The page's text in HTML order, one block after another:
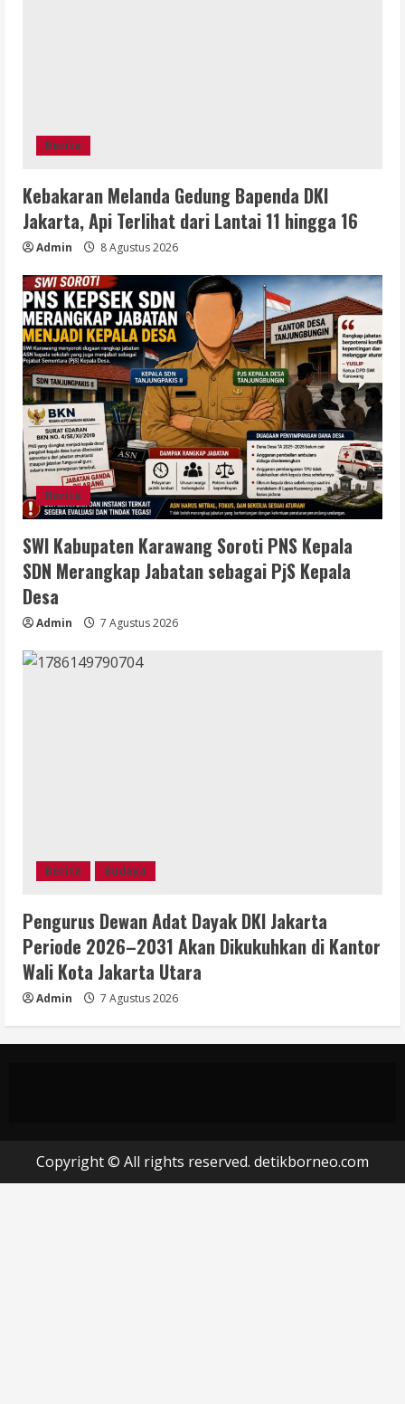
Berita
Kebakaran Melanda Gedung Bapenda DKI
Jakarta, Api Terlihat dari Lantai 11 hingga 16
Admin 8 Agustus 2026
Berita
SWI Kabupaten Karawang Soroti PNS Kepala
SDN Merangkap Jabatan sebagai PjS Kepala
Desa
Admin 7 Agustus 2026
Berita Budaya
Pengurus Dewan Adat Dayak DKI Jakarta
Periode 2026–2031 Akan Dikukuhkan di Kantor
Wali Kota Jakarta Utara
Admin 7 Agustus 2026
Copyright © All rights reserved. detikborneo.com